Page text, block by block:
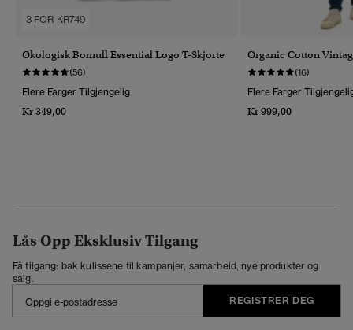
3 FOR KR749
Økologisk Bomull Essential Logo T-Skjorte
(56)
Flere Farger Tilgjengelig
Kr 349,00
Organic Cotton
(16)
Flere Farger
Kr 999,00
Lås Opp Eksklusiv Tilgang
Få tilgang: bak kulissene til kampanjer, samarbeid, nye produkter og
salg.
REGISTRER DEG